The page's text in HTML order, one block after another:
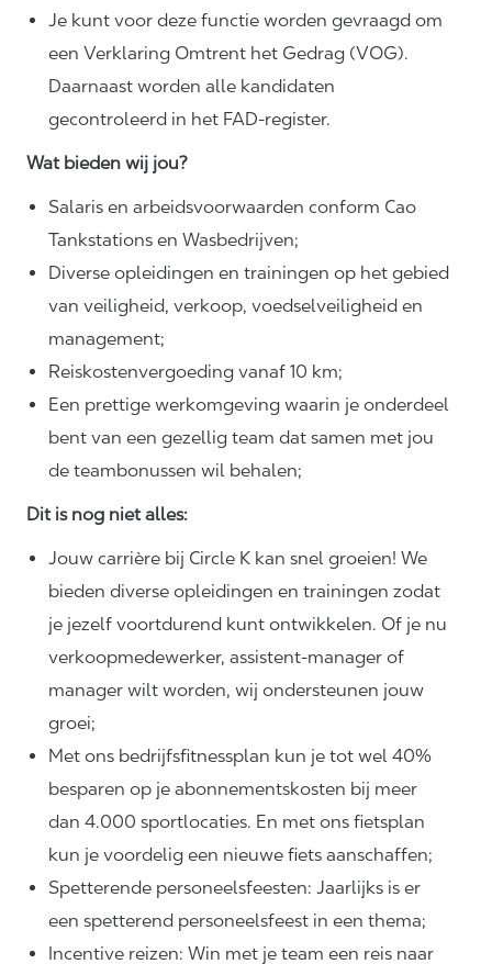
Je kunt voor deze functie worden gevraagd om
een Verklaring Omtrent het Gedrag (VOG).
Daarnaast worden alle kandidaten
gecontroleerd in het FAD-register.
Wat bieden wij jou?
Salaris en arbeidsvoorwaarden conform Cao
Tankstations en Wasbedrijven;
Diverse opleidingen en trainingen op het gebied
van veiligheid, verkoop, voedselveiligheid en
management;
Reiskostenvergoeding vanaf 10 km;
Een prettige werkomgeving waarin je onderdeel
bent van een gezellig team dat samen met jou
de teambonussen wil behalen;
Dit is nog niet alles:
Jouw carrière bij Circle K kan snel groeien! We
bieden diverse opleidingen en trainingen zodat
je jezelf voortdurend kunt ontwikkelen. Of je nu
verkoopmedewerker, assistent-manager of
manager wilt worden, wij ondersteunen jouw
groei;
Met ons bedrijfsfitnessplan kun je tot wel 40%
besparen op je abonnementskosten bij meer
dan 4.000 sportlocaties. En met ons fietsplan
kun je voordelig een nieuwe fiets aanschaffen;
Spetterende personeelsfeesten: Jaarlijks is er
een spetterend personeelsfeest in een thema;
Incentive reizen: Win met je team een reis naar